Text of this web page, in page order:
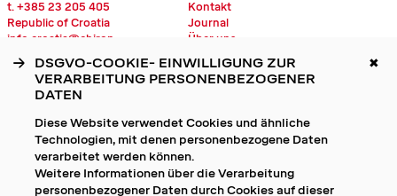
Linkedin
t. +385 23 205 405
Republic of Croatia
info.croatia@chiron-
group.com
Kontakt
Journal
Über uns
Unterlagen
Impressum
DSGVO-COOKIE- EINWILLIGUNG ZUR
VERARBEITUNG PERSONENBEZOGENER
DATEN
✖
Diese Website verwendet Cookies und ähnliche
Technologien, mit denen personenbezogene Daten
verarbeitet werden können.
Weitere Informationen über die Verarbeitung
personenbezogener Daten durch Cookies auf dieser